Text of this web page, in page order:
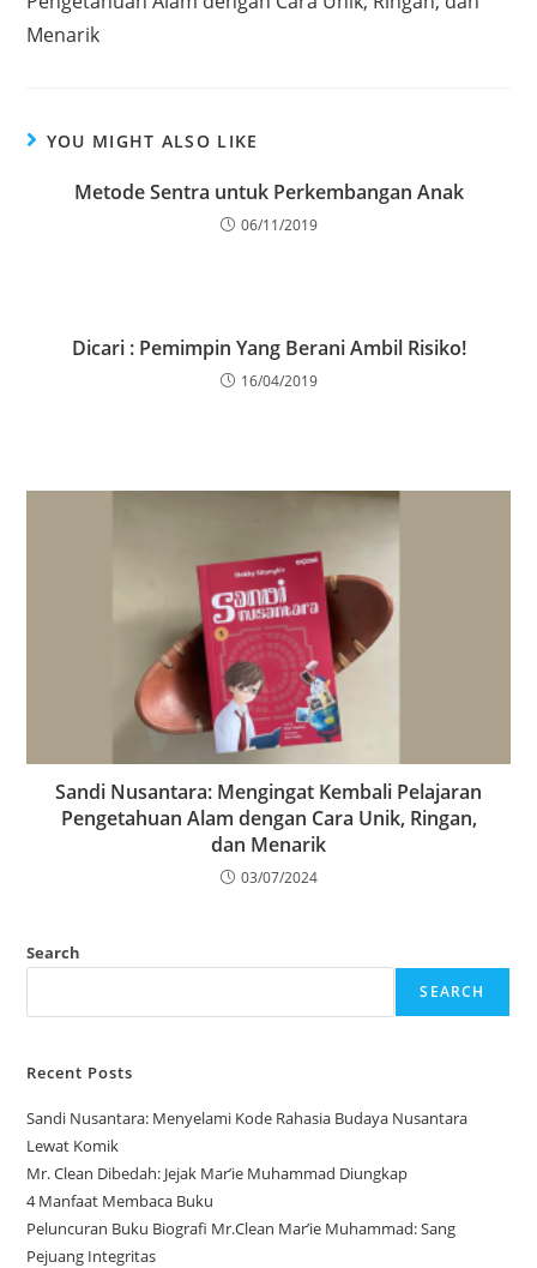
Menarik
YOU MIGHT ALSO LIKE
Metode Sentra untuk Perkembangan Anak
06/11/2019
Dicari : Pemimpin Yang Berani Ambil Risiko!
16/04/2019
Sandi Nusantara: Mengingat Kembali Pelajaran
Pengetahuan Alam dengan Cara Unik, Ringan,
dan Menarik
03/07/2024
Search
SEARCH
Recent Posts
Sandi Nusantara: Menyelami Kode Rahasia Budaya Nusantara
Lewat Komik
Mr. Clean Dibedah: Jejak Mar’ie Muhammad Diungkap
4 Manfaat Membaca Buku
Peluncuran Buku Biografi Mr.Clean Mar’ie Muhammad: Sang
Pejuang Integritas